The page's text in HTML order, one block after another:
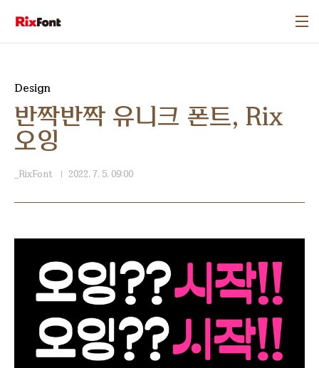
Design
반짝반짝 유니크 폰트, Rix
오잉
_RixFont 2022. 7. 5. 09:00